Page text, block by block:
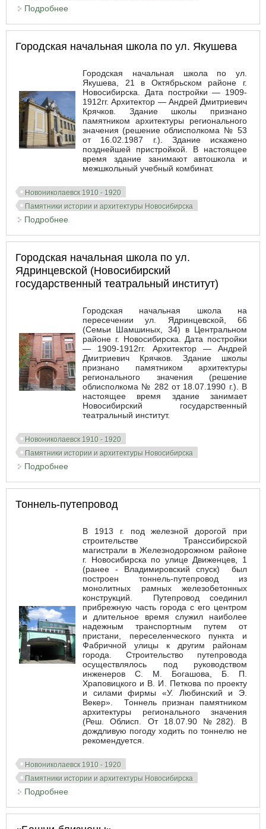
Подробнее
Городская начальная школа по ул. Якушева
Городская начальная школа по ул.
Якушева, 21 в Октябрьском районе г.
Новосибирска. Дата постройки — 1909-
1912гг. Архитектор — Андрей Дмитриевич
Крячков. Здание школы признано
памятником архитектуры регионального
значения (решение облисполкома № 53
от 16.02.1987 г.). Здание искажено
позднейшей пристройкой. В настоящее
время здание занимают автошкола и
межшкольный учебный комбинат.
Новониколаевск 1910 - 1920
Памятники истории и архитектуры Новосибирска
Подробнее
Городская начальная школа по ул.
Ядринцевской (Новосибирский
государственный театральный институт)
Городская начальная школа на
пересечении ул. Ядринцевской, 66
(Семьи Шамшиных, 34) в Центральном
районе г. Новосибирска. Дата постройки
— 1909-1912гг. Архитектор — Андрей
Дмитриевич Крячков. Здание школы
признано памятником архитектуры
регионального значения (решение
облисполкома № 282 от 18.07.1990 г.). В
настоящее время здание занимает
Новосибирский государственный
театральный институт.
Новониколаевск 1910 - 1920
Памятники истории и архитектуры Новосибирска
Подробнее
Тоннель-путепровод
В 1913 г. под железной дорогой при
строительстве Транссибирской
магистрали в Железнодорожном районе
г. Новосибирска по улице Движенцев, 1
(ранее - Владимировский спуск) был
построен тоннель-путепровод из
монолитных рамных железобетонных
конструкций. Путепровод соединил
прибрежную часть города с его центром
и длительное время служил наиболее
надежным транспортным путем от
пристани, переселенческого пункта и
Фабричной улицы к другим районам
города. Строительство путепровода
осуществлялось под руководством
инженеров С. М. Богашова, Б. П.
Храповицкого и В. И. Петкова по проекту
и силами фирмы «У. Любинский и Э.
Векер». Тоннель признан памятником
архитектуры регионального значения
(Реш. Облисп. От 18.07.90 №282). В
дождливую погоду ходить по тоннелю не
рекомендуется.
Новониколаевск 1910 - 1920
Памятники истории и архитектуры Новосибирска
Подробнее